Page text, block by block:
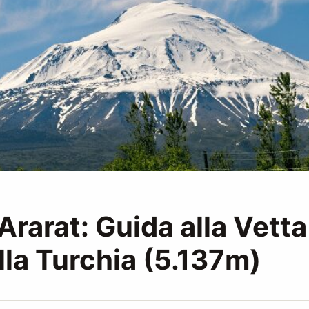
Guida alla
Turchia (5.137m)